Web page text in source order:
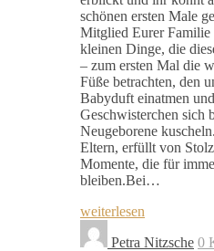
schönen ersten Male
Mitglied Eurer Familie
kleinen Dinge, die
– zum ersten Mal die
Füße betrachten, den
Babyduft einatmen
Geschwisterchen sich
Neugeborene
Eltern, erfüllt von
Momente, die für
bleiben.Bei…
weiterlesen
Petra Nitzsche 0